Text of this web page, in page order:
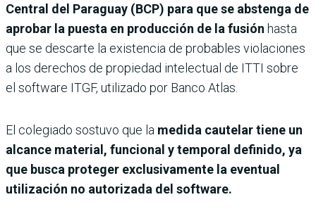
Central del Paraguay (BCP) para que se abstenga de
aprobar la puesta en producción de la fusión hasta
que se descarte la existencia de probables violaciones
a los derechos de propiedad intelectual de ITTI sobre
el software ITGF, utilizado por Banco Atlas.
El colegiado sostuvo que la medida cautelar tiene un
alcance material, funcional y temporal definido, ya
que busca proteger exclusivamente la eventual
utilización no autorizada del software.